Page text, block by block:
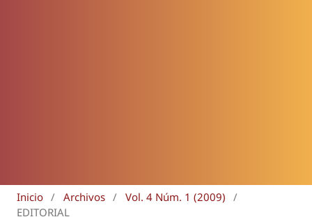
Inicio / Archivos / Vol. 4 Núm. 1 (2009)
/
EDITORIAL